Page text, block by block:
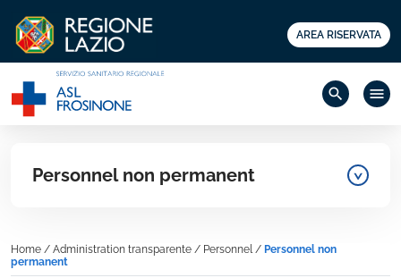
AREA RISERVATA
search menu
Personnel non permanent
Home / Administration transparente / Personnel/ Personnel non
permanent